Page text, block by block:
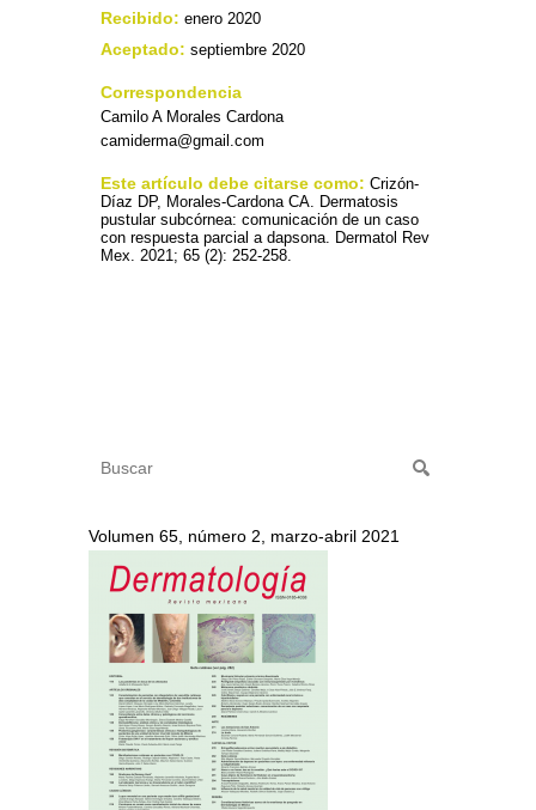
Recibido: enero 2020
Aceptado: septiembre 2020
Correspondencia
Camilo A Morales Cardona
camiderma@gmail.com
Este artículo debe citarse como: Crizón-
Díaz DP, Morales-Cardona CA. Dermatosis
pustular subcórnea: comunicación de un caso
con respuesta parcial a dapsona. Dermatol Rev
Mex. 2021; 65 (2): 252-258.
Volumen 65, número 2, marzo-abril 2021